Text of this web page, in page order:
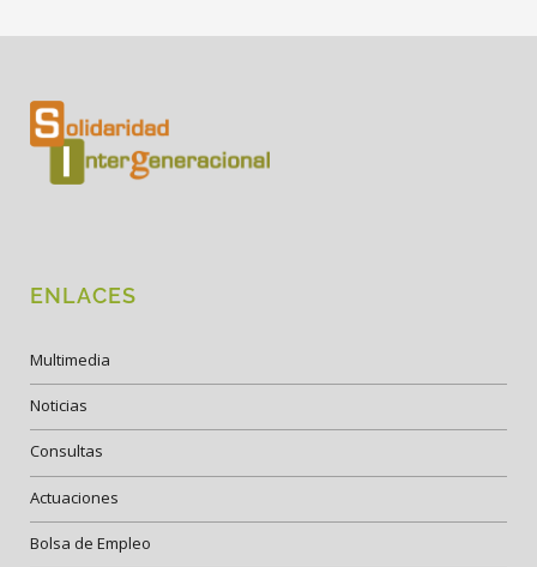
ENLACES
Multimedia
Noticias
Consultas
Actuaciones
Bolsa de Empleo